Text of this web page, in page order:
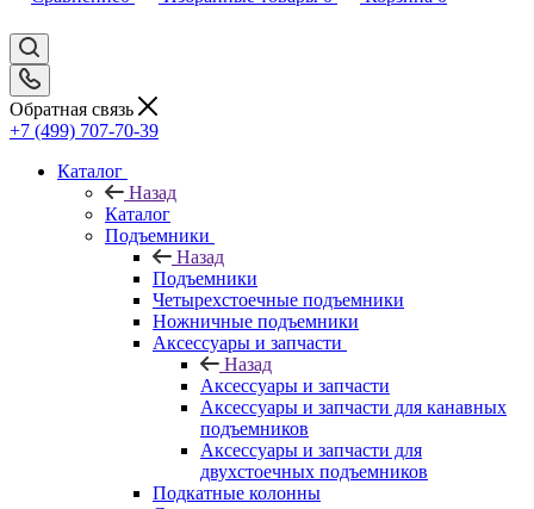
Обратная связь
+7 (499) 707-70-39
Каталог
Назад
Каталог
Подъемники
Назад
Подъемники
Четырехстоечные подъемники
Ножничные подъемники
Аксессуары и запчасти
Назад
Аксессуары и запчасти
Аксессуары и запчасти для канавных
подъемников
Аксессуары и запчасти для
двухстоечных подъемников
Подкатные колонны